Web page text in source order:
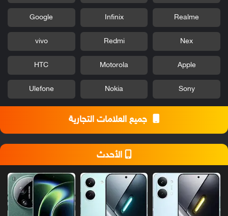
Realme
Infinix
Google
Nex
Redmi
vivo
Apple
Motorola
HTC
Sony
Nokia
Ulefone
جميع العلامات التجارية
الأحدث